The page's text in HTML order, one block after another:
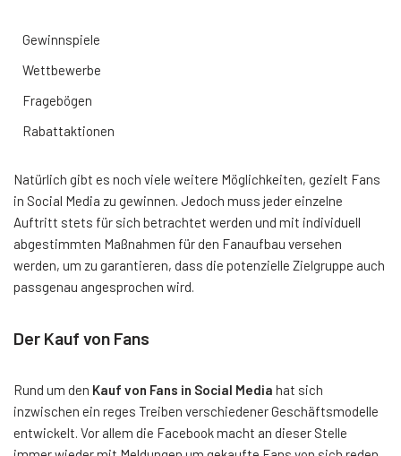
Gewinnspiele
Wettbewerbe
Fragebögen
Rabattaktionen
Natürlich gibt es noch viele weitere Möglichkeiten, gezielt Fans
in Social Media zu gewinnen. Jedoch muss jeder einzelne
Auftritt stets für sich betrachtet werden und mit individuell
abgestimmten Maßnahmen für den Fanaufbau versehen
werden, um zu garantieren, dass die potenzielle Zielgruppe auch
passgenau angesprochen wird.
Der Kauf von Fans
Rund um den Kauf von Fans in Social Media hat sich
inzwischen ein reges Treiben verschiedener Geschäftsmodelle
entwickelt. Vor allem die Facebook macht an dieser Stelle